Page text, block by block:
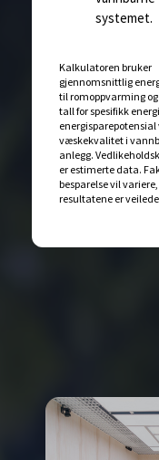
systemet.
Kalkulatoren bruker
gjennomsnittlig
til romoppvarming og
tall for spesifikk
energisparepotensial
væskekvalitet i
anlegg.
er estimerte data.
besparelse vil
resultatene er